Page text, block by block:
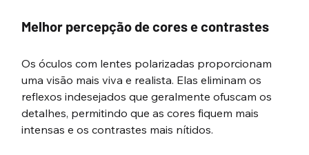
Melhor percepção de cores e contrastes
Os óculos com lentes polarizadas proporcionam
uma visão mais viva e realista. Elas eliminam os
reflexos indesejados que geralmente ofuscam os
detalhes, permitindo que as cores fiquem mais
intensas e os contrastes mais nítidos.